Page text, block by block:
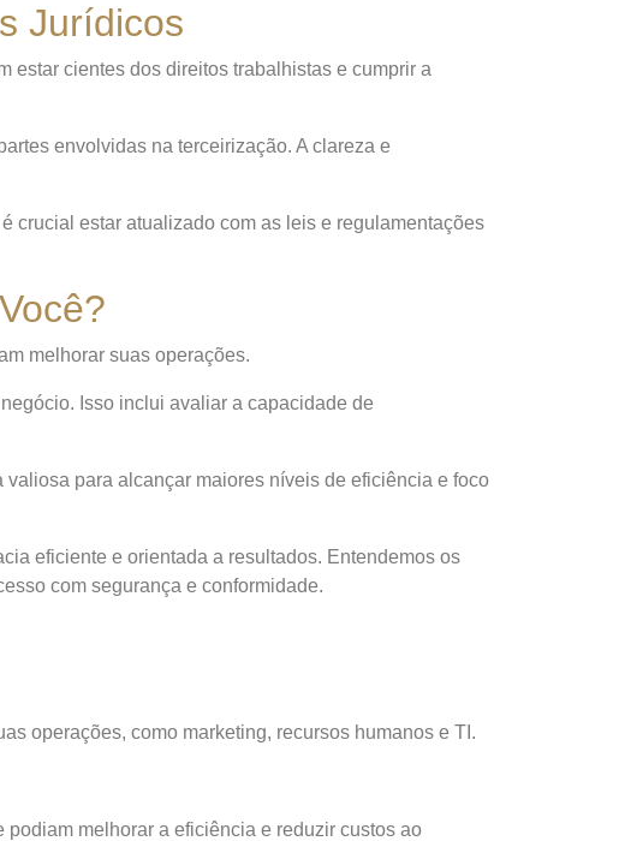
Jurídicos
estar cientes dos direitos trabalhistas e cumprir a
envolvidas na terceirização. A clareza e
crucial estar atualizado com as leis e regulamentações
melhorar suas operações.
Isso inclui avaliar a capacidade de
para alcançar maiores níveis de eficiência e foco
eficiente e orientada a resultados. Entendemos os
com segurança e conformidade.
operações, como marketing, recursos humanos e TI.
melhorar a eficiência e reduzir custos ao